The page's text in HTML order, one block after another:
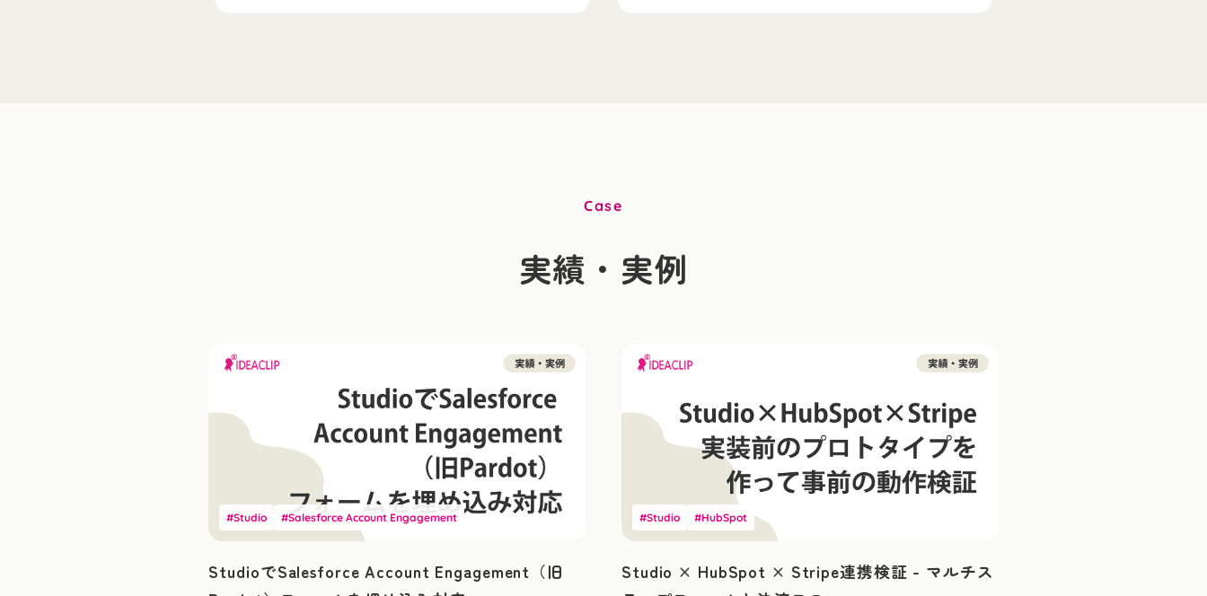
Case
実績・実例
#Studio #Salesforce Account Engagement
StudioでSalesforce Account Engagement（旧
#Studio #HubSpot
Studio × HubSpot × Stripe連携検証 - マルチス